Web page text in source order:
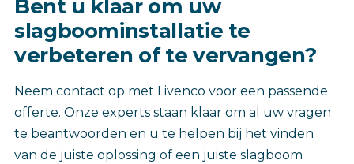
Bent u klaar om uw
slagboominstallatie te
verbeteren of te vervangen?
Neem contact op met Livenco voor een passende
offerte. Onze experts staan klaar om al uw vragen
te beantwoorden en u te helpen bij het vinden
van de juiste oplossing of een juiste slagboom